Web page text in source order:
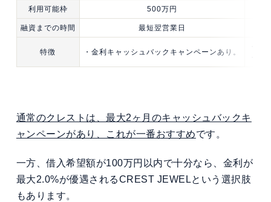
利用可能枠 500万円
融資までの時間 最短翌営業日
特徴 ・金利キャッシュバックキャンペーンあり。
通常のクレストは、最大2ヶ月のキャッシュバックキ
ャンペーンがあり、これが一番おすすめです。
一方、借入希望額が100万円以内で十分なら、金利が
最大2.0%が優遇されるCREST JEWELという選択肢
もあります。